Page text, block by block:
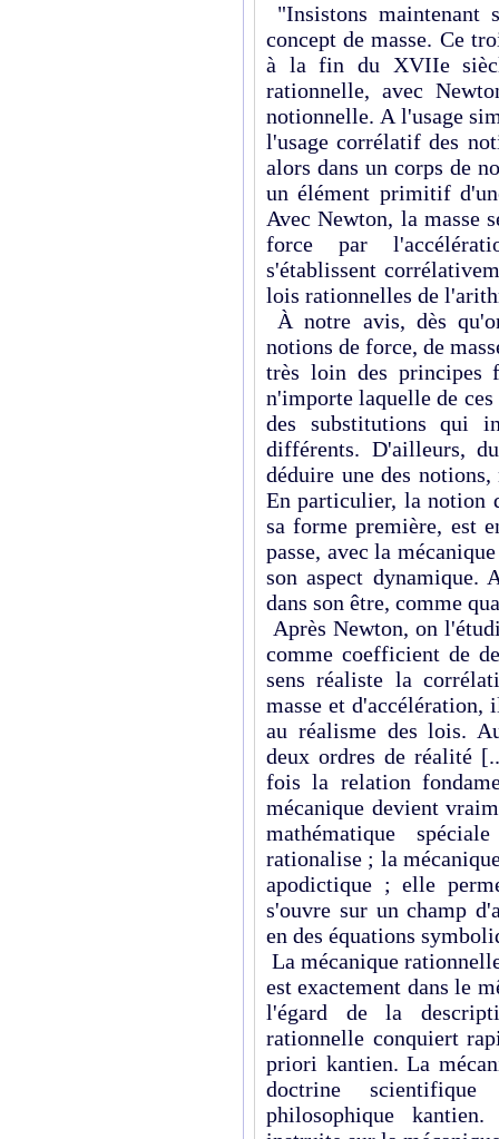
"Insistons maintenant
concept de masse. Ce
à la fin du XVIIe
rationnelle, avec
notionnelle. A l'usage
l'usage corrélatif des
alors dans un corps de
un élément primitif
Avec Newton, la masse
force par
s'établissent
lois rationnelles de
À notre avis, dès
notions de force, de
très loin des principes
n'importe laquelle de
des substitutions qui
différents. D'ailleurs,
déduire une des
En particulier, la notion
sa forme première, est
passe, avec la
son aspect dynamique.
dans son être, comme
Après Newton, on
comme coefficient de
sens réaliste la
masse et d'accélération,
au réalisme des lois.
deux ordres de réalité
fois la relation
mécanique devient
mathématique
rationalise ; la
apodictique ; elle
s'ouvre sur un champ
en des équations
La mécanique
est exactement dans le
l'égard de la
rationnelle conquiert
priori kantien. La
doctrine
philosophique